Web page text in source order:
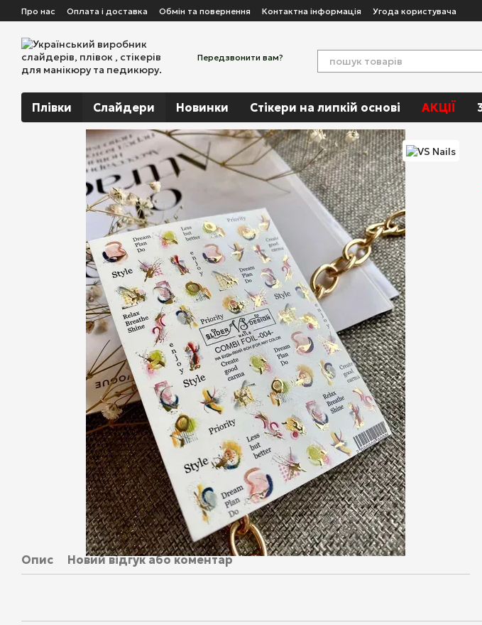
Перейти до основного контенту
Про нас Оплата і доставка Обмін та повернення Контактна інформація Угода користувача
Передзвонити вам?
Плівки Слайдери Новинки Стікери на липкій основі АКЦІЇ
Опис Новий відгук або коментар